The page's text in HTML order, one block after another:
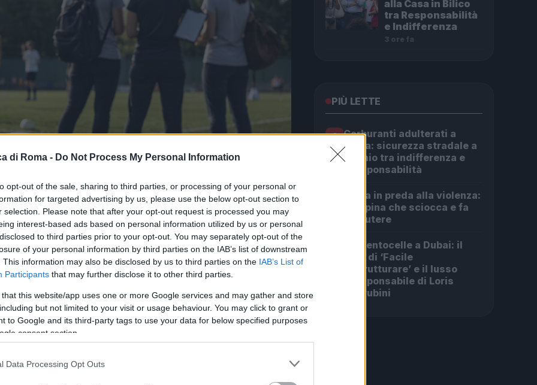
di Roma - Do Not Process My Personal Information
opt-out of the sale, sharing to third parties, or processing of your personal or
for targeted advertising by us, please use the below opt-out section to
selection. Please note that after your opt-out request is processed you may
interest-based ads based on personal information utilized by us or personal
to third parties prior to your opt-out. You may separately opt-out of the
of your personal information by third parties on the IAB’s list of downstream
This information may also be disclosed by us to third parties on the IAB’s List of
Participants that may further disclose it to other third parties.
that this website/app uses one or more Google services and may gather and store
but not limited to your visit or usage behaviour. You may click to grant or
to Google and its third-party tags to use your data for below specified purposes
consent section.
Data Processing Opt Outs
un nutrito gruppo di maestre a esplorare nuovi
solo una semplice sessione di aggiornamento, ma
alla Casa in Bilico
tra Responsabilità
e Indifferenza
3 ore fa
PIÙ LETTE
1 Carburanti adulterati a
Roma: sicurezza stradale a
rischio tra indifferenza e
irresponsabilità
Roma in preda alla violenza:
la rapina che sciocca e fa
discutere
Da Centocelle a Dubai: il
crac di ‘Facile
Ristrutturare’ e il lusso
irresponsabile di Loris
Cherubini